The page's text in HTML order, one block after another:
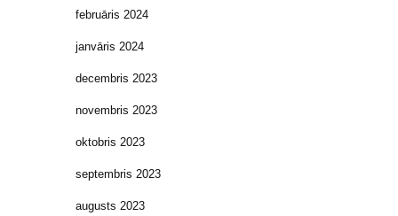
februāris 2024
janvāris 2024
decembris 2023
novembris 2023
oktobris 2023
septembris 2023
augusts 2023